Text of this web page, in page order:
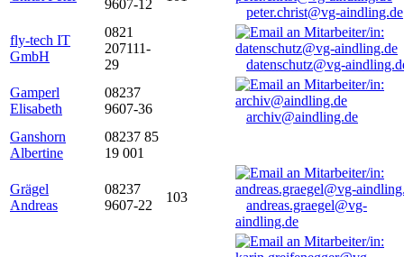
9607-12
peter.christ@vg-aindling.de
fly-tech IT
GmbH
0821
207111-
29
datenschutz@vg-
Gamperl
Elisabeth
08237
9607-36
archiv@aindling.de
Ganshorn
Albertine
08237 85
19 001
Grägel
Andreas
08237
9607-22
103
andreas.graegel@vg-
aindling.de